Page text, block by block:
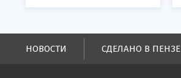
НОВОСТИ СДЕЛАНО В ПЕНЗЕ